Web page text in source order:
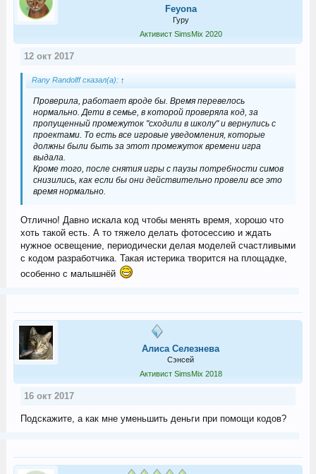
Feyona
Гуру
Активист SimsMix 2020
12 окт 2017
Rany Randolff сказал(а): ↑
Проверила, работает вроде бы. Время перевелось
нормально. Дети в семье, в которой проверяла код, за
пропущенный промежуток "сходили в школу" и вернулись с
проектами. То есть все игровые уведомления, которые
должны были быть за этот промежуток времени игра
выдала.
Кроме того, после снятия игры с паузы потребности симов
снизились, как если бы они действительно провели все это
время нормально.
Отлично! Давно искала код чтобы менять время, хорошо что
хоть такой есть. А то тяжело делать фотосессию и ждать
нужное освещение, периодически делая моделей счастливыми
с кодом разработчика. Такая истерика творится на площадке,
особенно с малышнёй
Алиса Селезнева
Сэнсей
Активист SimsMix 2018
16 окт 2017
Подскажите, а как мне уменьшить деньги при помощи кодов?